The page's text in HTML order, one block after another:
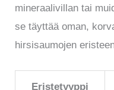
mineraalivillan tai
se täyttää oman,
hirsisaumojen
Eristetyyppi